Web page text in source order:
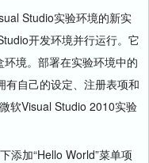
Studio实验环境的新实
开发环境并行运行。它
境。部署在实验环境中的
有自己的设定、注册表项和
软Visual Studio 2010实验
加“Hello World”菜单项